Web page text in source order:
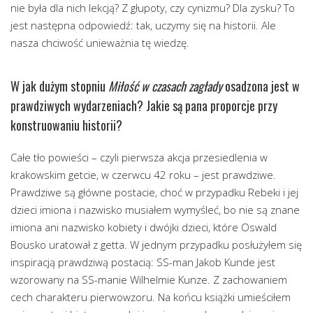
nie była dla nich lekcją? Z głupoty, czy cynizmu? Dla zysku? To
jest następna odpowiedź: tak, uczymy się na historii. Ale
nasza chciwość unieważnia tę wiedzę.
W jak dużym stopniu Miłość w czasach zagładyosadzona jest w
prawdziwych wydarzeniach? Jakie są pana proporcje przy
konstruowaniu historii?
Całe tło powieści – czyli pierwsza akcja przesiedlenia w
krakowskim getcie, w czerwcu 42 roku – jest prawdziwe.
Prawdziwe są główne postacie, choć w przypadku Rebeki i jej
dzieci imiona i nazwisko musiałem wymyśleć, bo nie są znane
imiona ani nazwisko kobiety i dwójki dzieci, które Oswald
Bousko uratował z getta. W jednym przypadku posłużyłem się
inspiracją prawdziwą postacią: SS-man Jakob Kunde jest
wzorowany na SS-manie Wilhelmie Kunze. Z zachowaniem
cech charakteru pierwowzoru. Na końcu książki umieściłem